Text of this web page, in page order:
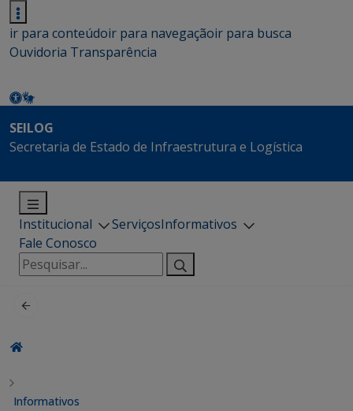
ir para conteúdoir para navegaçãoir para busca
Ouvidoria Transparência
SEILOG
Secretaria de Estado de Infraestrutura e Logística
Institucional ServiçosInformativos
Fale Conosco
Pesquisar
por:
Informativos